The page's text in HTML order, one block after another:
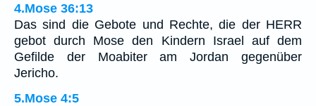
4.Mose 36:13
Das sind die Gebote und Rechte, die der HERR
gebot durch Mose den Kindern Israel auf dem
Gefilde der Moabiter am Jordan gegenüber
Jericho.
5.Mose 4:5